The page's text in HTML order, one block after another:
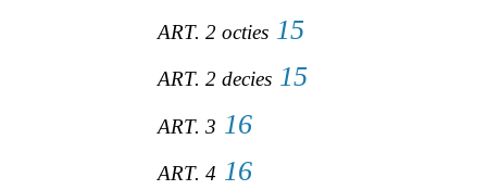
ART. 2 octies 15
ART. 2 decies 15
ART. 3 16
ART. 4 16